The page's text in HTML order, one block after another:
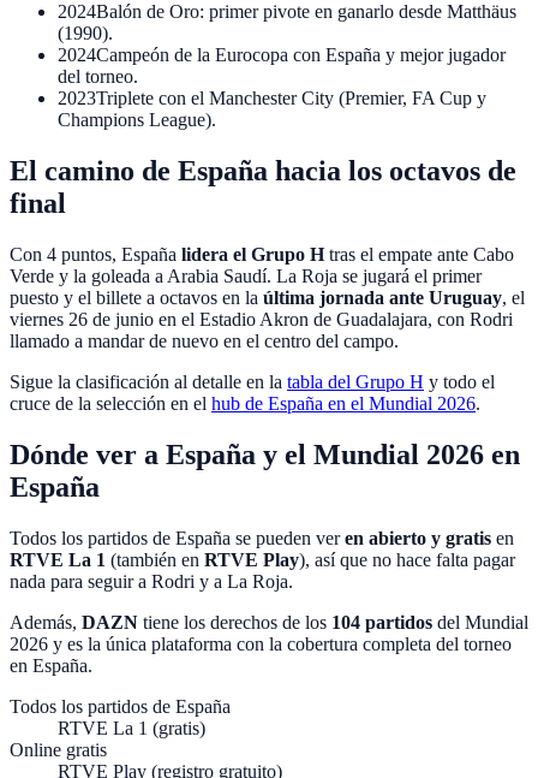
2024Balón de Oro: primer pivote en ganarlo desde Matthäus
(1990).
2024Campeón de la Eurocopa con España y mejor jugador
del torneo.
2023Triplete con el Manchester City (Premier, FA Cup y
Champions League).
El camino de España hacia los octavos de
final
Con 4 puntos, España lidera el Grupo Htras el empate ante Cabo
Verde y la goleada a Arabia Saudí. La Roja se jugará el primer
puesto y el billete a octavos en la última jornada ante Uruguay, el
viernes 26 de junio en el Estadio Akron de Guadalajara, con Rodri
llamado a mandar de nuevo en el centro del campo.
Sigue la clasificación al detalle en la tabla del Grupo H y todo el
cruce de la selección en el hub de España en el Mundial 2026.
Dónde ver a España y el Mundial 2026 en
España
Todos los partidos de España se pueden veren abierto y gratis en
RTVE La 1 (también en RTVE Play), así que no hace falta pagar
nada para seguir a Rodri y a La Roja.
Además, DAZN tiene los derechos de los 104 partidos del Mundial
2026 y es la única plataforma con la cobertura completa del torneo
en España.
Todos los partidos de España
RTVE La 1 (gratis)
Online gratis
RTVE Play (registro gratuito)